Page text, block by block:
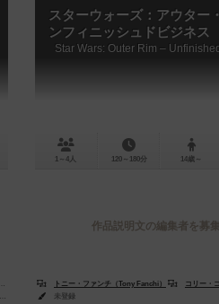
スターウォーズ：アウター
ンフィニッシュドビジネス
Star Wars: Outer Rim –
1～4人 120～180分 14歳～
作品説明文の編集者を募
トニー・ファンチ（Tony Fanchi）
コリー・コニ
未登録